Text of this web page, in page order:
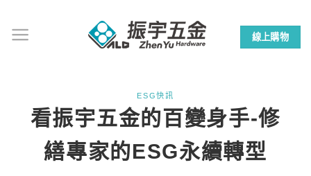
content
線上購物
ESG快訊
看振宇五金的百變身手-修
繕專家的ESG永續轉型